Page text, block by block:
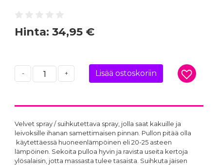
Hinta: 34,95 €
- + Lisää ostoskoriin
Velvet spray / suihkutettava spray, jolla saat kakuille ja
leivoksille ihanan samettimaisen pinnan. Pullon pitää olla
käytettäessä huoneenlämpöinen eli 20-25 asteen
lämpöinen. Sekoita pulloa hyvin ja ravista useita kertoja
ylösalaisin, jotta massasta tulee tasaista. Suihkuta jäisen